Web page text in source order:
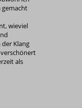
gemacht
wieviel
Klang
als